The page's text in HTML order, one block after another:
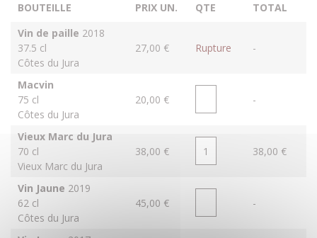
BOUTEILLE PRIX UN. QTE
TOTAL
Vin de paille 2018
37.5 cl
Côtes du Jura
27,00 € Rupture -
Macvin
75 cl
Côtes du Jura
20,00 € -
Vieux Marc du Jura
70 cl
Vieux Marc du Jura
38,00 € 38,00 €
Vin Jaune 2019
62 cl
Côtes du Jura
45,00 € -